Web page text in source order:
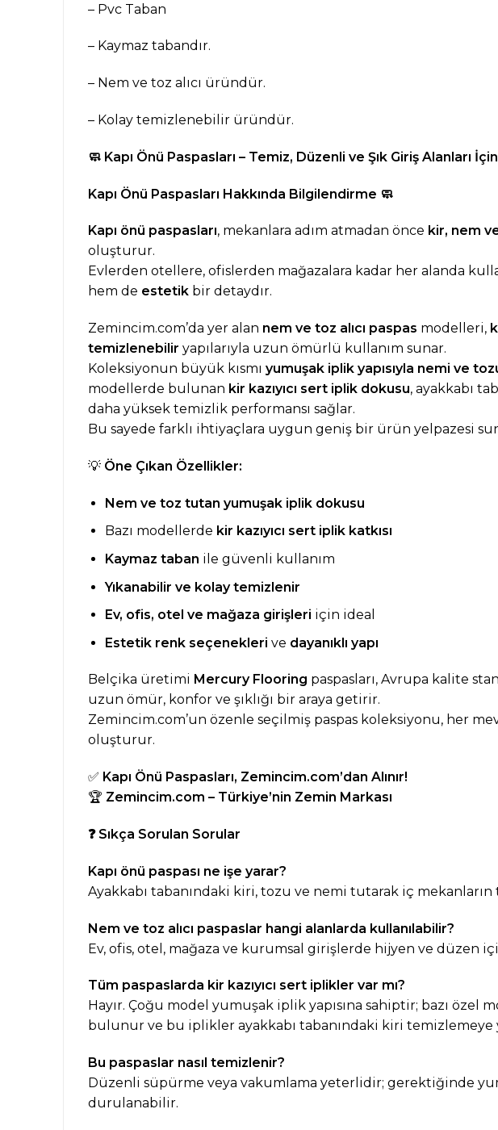
– Pvc Taban
– Kaymaz tabandır.
– Nem ve toz alıcı üründür.
– Kolay temizlenebilir üründür.
🧼 Kapı Önü Paspasları – Temiz, Düzenli ve Şık Giriş Alanları İçin
Kapı Önü Paspasları Hakkında Bilgilendirme 🧼
Kapı önü paspasları, mekanlara adım atmadan önce kir, nem
oluşturur.
Evlerden otellere, ofislerden mağazalara kadar her alanda
hem de estetik bir detaydır.
Zemincim.com’da yer alan nem ve toz alıcı paspas modelleri,
temizlenebilir yapılarıyla uzun ömürlü kullanım sunar.
Koleksiyonun büyük kısmı yumuşak iplik yapısıyla nemi ve
modellerde bulunan kir kazıyıcı sert iplik dokusu, ayakkabı
daha yüksek temizlik performansı sağlar.
Bu sayede farklı ihtiyaçlara uygun geniş bir ürün yelpazesi
💡 Öne Çıkan Özellikler:
Nem ve toz tutan yumuşak iplik dokusu
Bazı modellerde kir kazıyıcı sert iplik katkısı
Kaymaz taban ile güvenli kullanım
Yıkanabilir ve kolay temizlenir
Ev, ofis, otel ve mağaza girişleri için ideal
Estetik renk seçenekleri ve dayanıklı yapı
Belçika üretimi Mercury Flooring paspasları, Avrupa kalite
uzun ömür, konfor ve şıklığı bir araya getirir.
Zemincim.com’un özenle seçilmiş paspas koleksiyonu, her
oluşturur.
✅ Kapı Önü Paspasları, Zemincim.com’dan Alınır!
🏆 Zemincim.com – Türkiye’nin Zemin Markası
❓Sıkça Sorulan Sorular
Kapı önü paspası ne işe yarar?
Ayakkabı tabanındaki kiri, tozu ve nemi tutarak iç mekanların
Nem ve toz alıcı paspaslar hangi alanlarda kullanılabilir?
Ev, ofis, otel, mağaza ve kurumsal girişlerde hijyen ve düzen
Tüm paspaslarda kir kazıyıcı sert iplikler var mı?
Hayır. Çoğu model yumuşak iplik yapısına sahiptir; bazı özel
bulunur ve bu iplikler ayakkabı tabanındaki kiri temizlemeye
Bu paspaslar nasıl temizlenir?
Düzenli süpürme veya vakumlama yeterlidir; gerektiğinde
durulanabilir.